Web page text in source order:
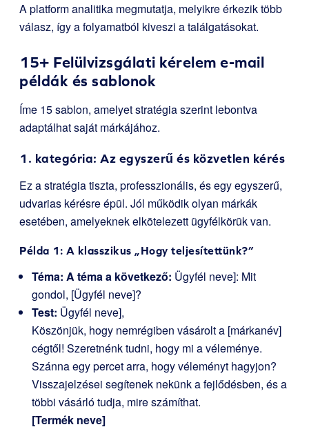
A platform analitika megmutatja, melyikre érkezik több
válasz, így a folyamatból kiveszi a találgatásokat.
15+ Felülvizsgálati kérelem e-mail
példák és sablonok
Íme 15 sablon, amelyet stratégia szerint lebontva
adaptálhat saját márkájához.
1. kategória: Az egyszerű és közvetlen kérés
Ez a stratégia tiszta, professzionális, és egy egyszerű,
udvarias kérésre épül. Jól működik olyan márkák
esetében, amelyeknek elkötelezett ügyfélkörük van.
Példa 1: A klasszikus „Hogy teljesítettünk?”
Téma: A téma a következő: Ügyfél neve]: Mit
gondol, [Ügyfél neve]?
Test: Ügyfél neve],
Köszönjük, hogy nemrégiben vásárolt a [márkanév]
cégtől! Szeretnénk tudni, hogy mi a véleménye.
Szánna egy percet arra, hogy véleményt hagyjon?
Visszajelzései segítenek nekünk a fejlődésben, és a
többi vásárló tudja, mire számíthat.
[Termék neve]